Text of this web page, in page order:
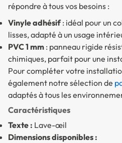
répondre à tous vos besoins :
Vinyle adhésif: idéal pour un
lisses, adapté à un usage
PVC 1 mm : panneau rigide
chimiques, parfait pour une
Pour compléter votre
également notre sélection de
adaptés à tous les
Caractéristiques
Texte : Lave-œil
Dimensions disponibles :